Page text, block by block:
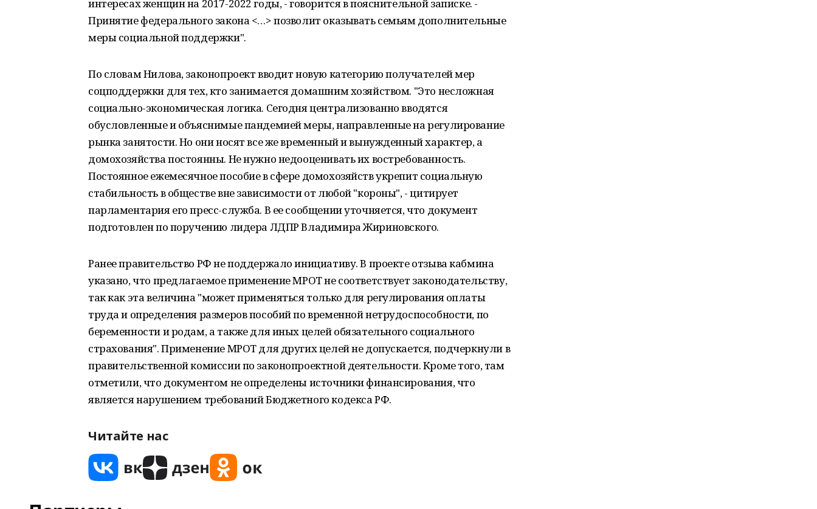
интересах женщин на 2017-2022 годы, - говорится в пояснительной записке. -
Принятие федерального закона <…> позволит оказывать семьям дополнительные
меры социальной поддержки".
По словам Нилова, законопроект вводит новую категорию получателей мер
соцподдержки для тех, кто занимается домашним хозяйством. "Это несложная
социально-экономическая логика. Сегодня централизованно вводятся
обусловленные и объяснимые пандемией меры, направленные на регулирование
рынка занятости. Но они носят все же временный и вынужденный характер, а
домохозяйства постоянны. Не нужно недооценивать их востребованность.
Постоянное ежемесячное пособие в сфере домохозяйств укрепит социальную
стабильность в обществе вне зависимости от любой "короны", - цитирует
парламентария его пресс-служба. В ее сообщении уточняется, что документ
подготовлен по поручению лидера ЛДПР Владимира Жириновского.
Ранее правительство РФ не поддержало инициативу. В проекте отзыва кабмина
указано, что предлагаемое применение МРОТ не соответствует законодательству,
так как эта величина "может применяться только для регулирования оплаты
труда и определения размеров пособий по временной нетрудоспособности, по
беременности и родам, а также для иных целей обязательного социального
страхования". Применение МРОТ для других целей не допускается, подчеркнули в
правительственной комиссии по законопроектной деятельности. Кроме того, там
отметили, что документом не определены источники финансирования, что
является нарушением требований Бюджетного кодекса РФ.
Читайте нас